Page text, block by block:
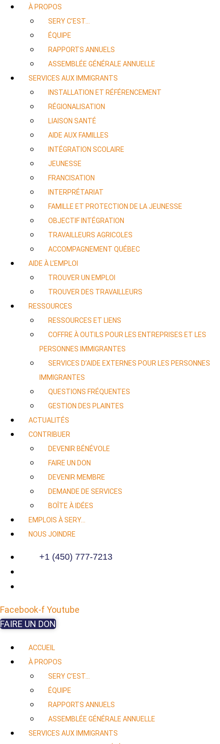
À PROPOS
SERY C’EST…
ÉQUIPE
RAPPORTS ANNUELS
ASSEMBLÉE GÉNÉRALE ANNUELLE
SERVICES AUX IMMIGRANTS
INSTALLATION ET RÉFÉRENCEMENT
RÉGIONALISATION
LIAISON SANTÉ
AIDE AUX FAMILLES
INTÉGRATION SCOLAIRE
JEUNESSE
FRANCISATION
INTERPRÉTARIAT
FAMILLE ET PROTECTION DE LA JEUNESSE
OBJECTIF INTÉGRATION
TRAVAILLEURS AGRICOLES
ACCOMPAGNEMENT QUÉBEC
AIDE À L’EMPLOI
TROUVER UN EMPLOI
TROUVER DES TRAVAILLEURS
RESSOURCES
RESSOURCES ET LIENS
COFFRE À OUTILS POUR LES ENTREPRISES ET LES
PERSONNES IMMIGRANTES
SERVICES D’AIDE EXTERNES POUR LES PERSONNES
IMMIGRANTES
QUESTIONS FRÉQUENTES
GESTION DES PLAINTES
ACTUALITÉS
CONTRIBUER
DEVENIR BÉNÉVOLE
FAIRE UN DON
DEVENIR MEMBRE
DEMANDE DE SERVICES
BOÎTE À IDÉES
EMPLOIS À SERY…
NOUS JOINDRE
+1 (450) 777-7213
Facebook-fYoutube
FAIRE UN DON
ACCUEIL
À PROPOS
SERY C’EST…
ÉQUIPE
RAPPORTS ANNUELS
ASSEMBLÉE GÉNÉRALE ANNUELLE
SERVICES AUX IMMIGRANTS